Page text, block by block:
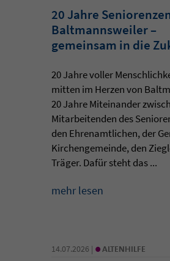
20 Jahre
Baltmannsweiler –
gemeinsam in die
20 Jahre voller
mitten im Herzen von
20 Jahre Miteinander
Mitarbeitenden des
den Ehrenamtlichen, der
Kirchengemeinde, den
Träger. Dafür steht das ...
mehr lesen
14.07.2026 | • ALTENHILFE